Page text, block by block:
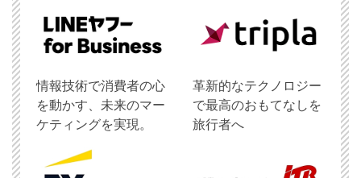
情報技術で消費者の心
を動かす、未来のマー
ケティングを実現。
革新的なテクノロジー
で最高のおもてなしを
旅行者へ